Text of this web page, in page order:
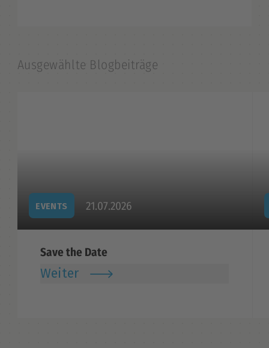
Ausgewählte Blogbeiträge
EVENTS 21.07.2026
Save the Date
Weiter